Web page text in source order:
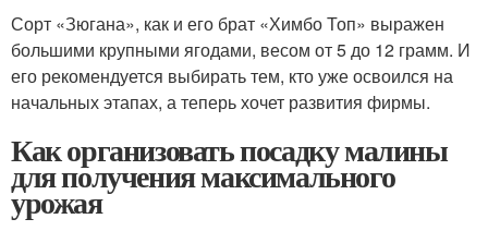
Сорт «Зюгана», как и его брат «Химбо Топ» выражен
большими крупными ягодами, весом от 5 до 12 грамм. И
его рекомендуется выбирать тем, кто уже освоился на
начальных этапах, а теперь хочет развития фирмы.
Как организовать посадку малины
для получения максимального
урожая